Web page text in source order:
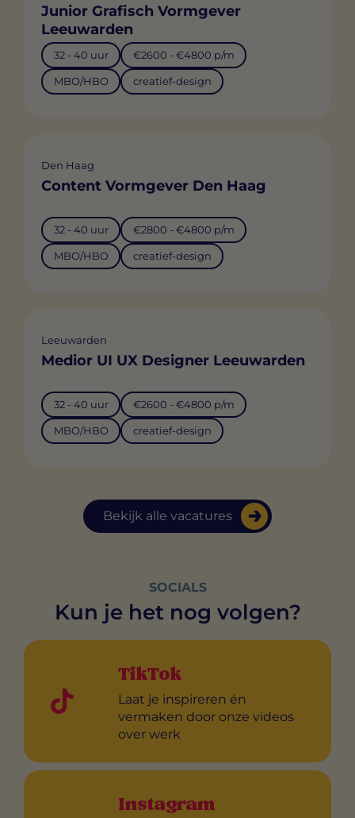
Bekijk alle vacatures
Junior Grafisch Vormgever
Leeuwarden
32 - 40 uur €2600 - €4800 p/m
MBO/HBO creatief-design
Den Haag
Content Vormgever Den Haag
32 - 40 uur €2800 - €4800 p/m
MBO/HBO creatief-design
Leeuwarden
Medior UI UX Designer Leeuwarden
32 - 40 uur €2600 - €4800 p/m
MBO/HBO creatief-design
SOCIALS
Kun je het nog volgen?
TikTok
Laat je inspireren én
vermaken door onze videos
over werk
Instagram